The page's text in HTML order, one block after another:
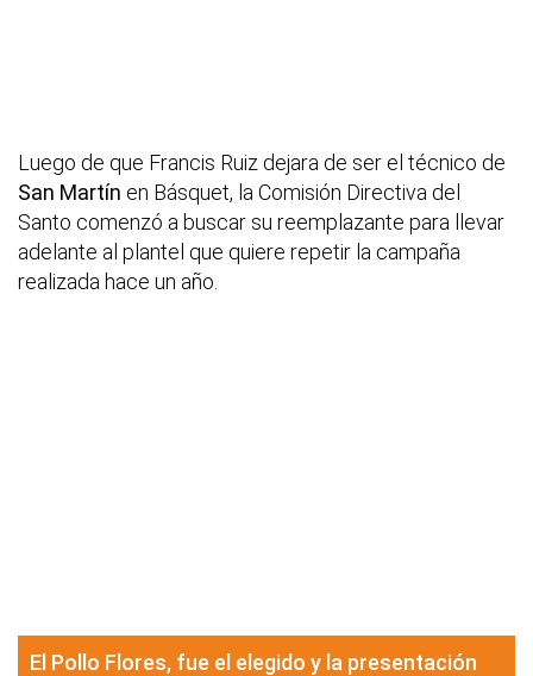
Luego de que Francis Ruiz dejara de ser el técnico de
San Martín en Básquet, la Comisión Directiva del
Santo comenzó a buscar su reemplazante para llevar
adelante al plantel que quiere repetir la campaña
realizada hace un año.
El Pollo Flores, fue el elegido y la presentación